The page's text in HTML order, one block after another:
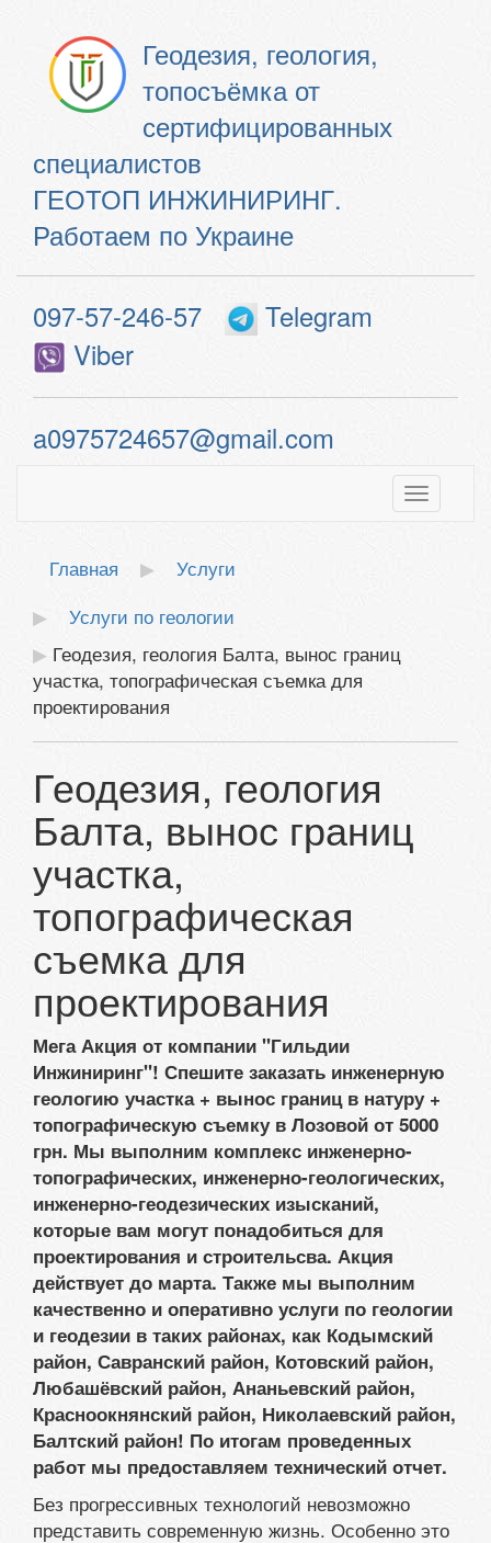
Геодезия, геология,
топосъёмка от
сертифицированных
специалистов
ГЕОТОП ИНЖИНИРИНГ.
Работаем по Украине
097-57-246-57
Telegram
Viber
a0975724657@gmail.com
Toggle
Главная
Услуги
Услуги по геологии
Геодезия, геология Балта, вынос границ
участка, топографическая съемка для
проектирования
Геодезия, геология
Балта, вынос границ
участка,
топографическая
съемка для
проектирования
Мега Акция от компании "Гильдии
Инжиниринг"! Спешите заказать инженерную
геологию участка + вынос границ в натуру +
топографическую съемку в Лозовой от 5000
грн. Мы выполним комплекс инженерно-
топографических, инженерно-геологических,
инженерно-геодезических изысканий,
которые вам могут понадобиться для
проектирования и строительсва. Акция
действует до марта. Также мы выполним
качественно и оперативно услуги по геологии
и геодезии в таких районах, как Кодымский
район, Савранский район, Котовский район,
Любашёвский район, Ананьевский район,
Красноокнянский район, Николаевский район,
Балтский район! По итогам проведенных
работ мы предоставляем технический отчет.
Без прогрессивных технологий невозможно
представить современную жизнь. Особенно это